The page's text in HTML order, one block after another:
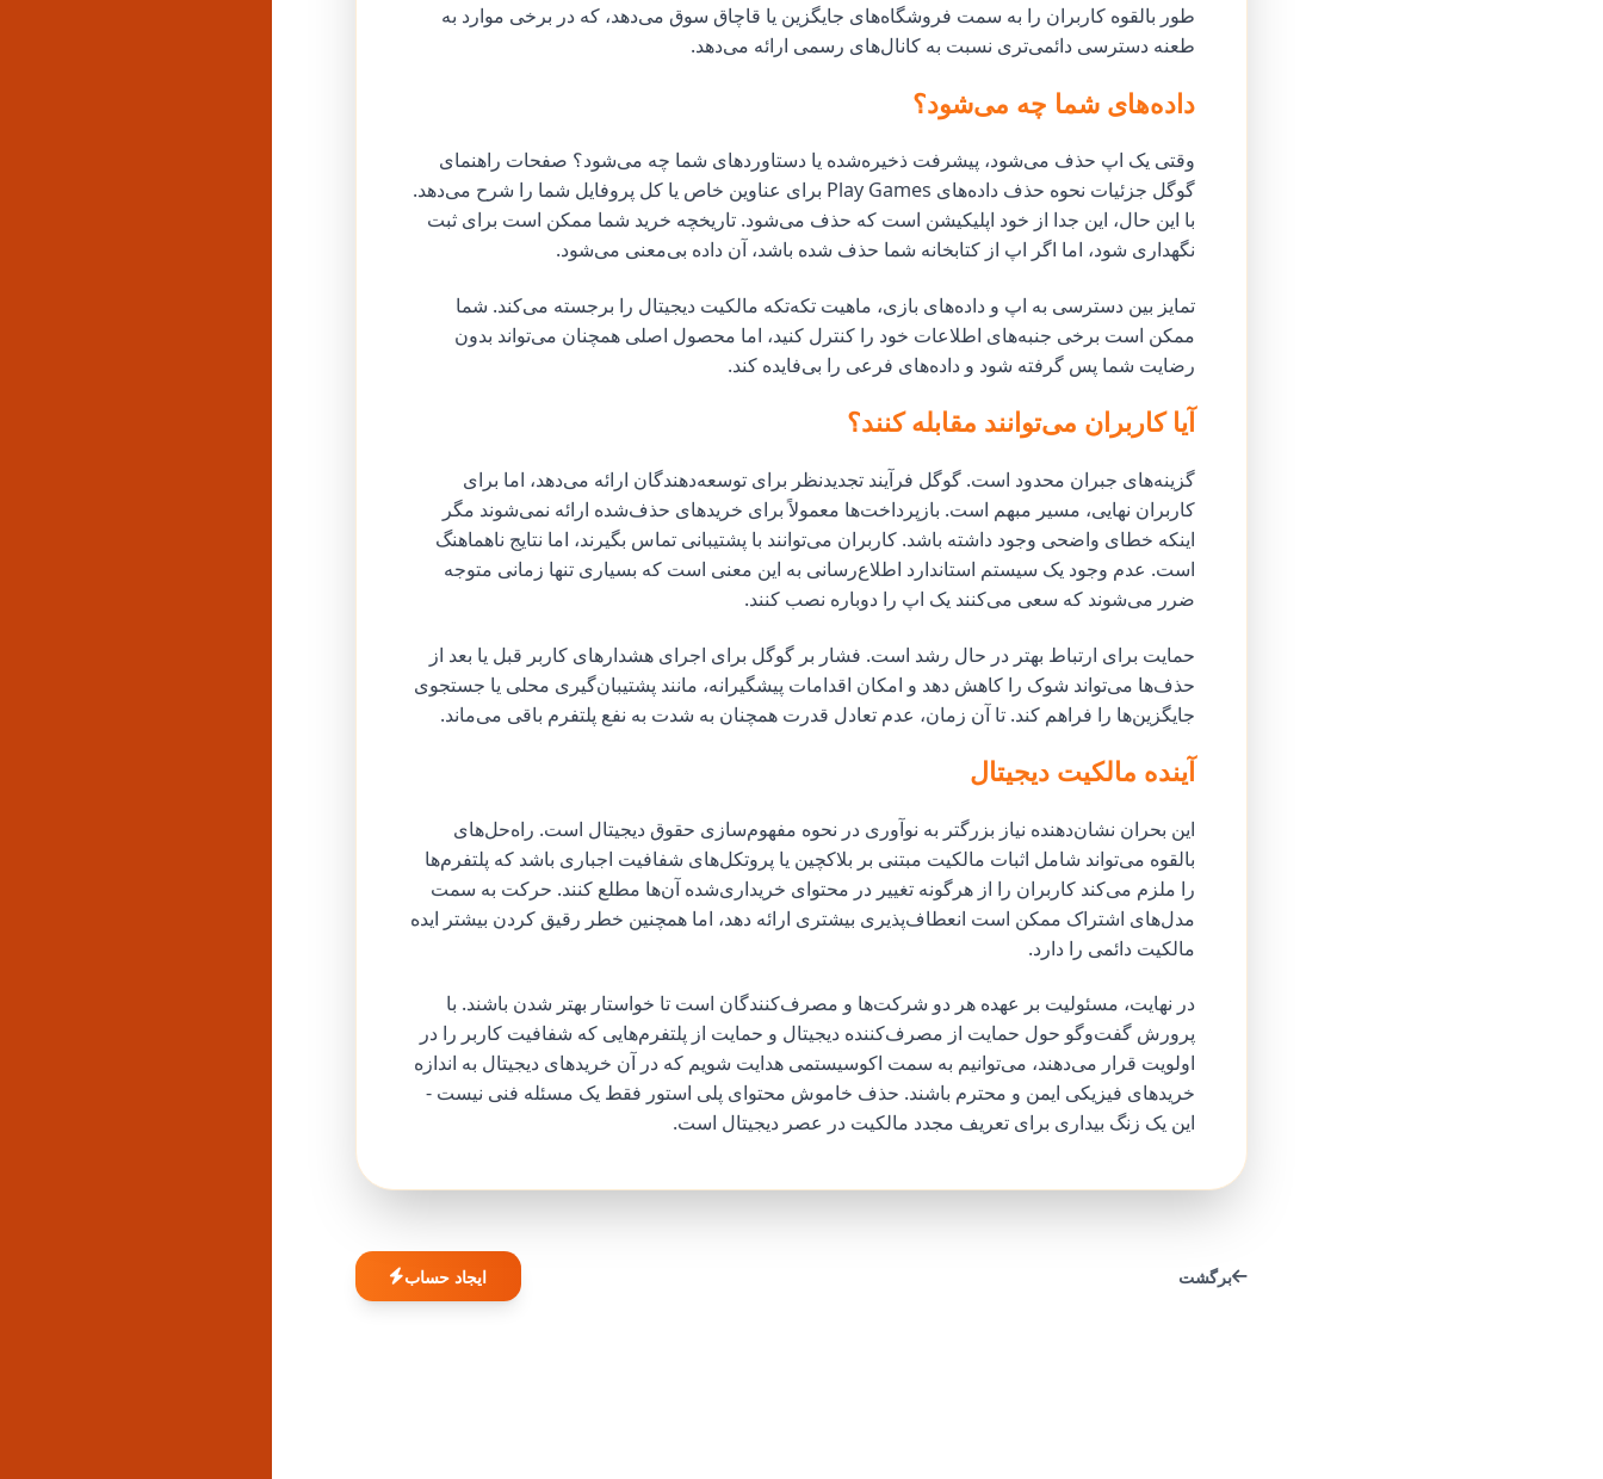
طور بالقوه کاربران را به سمت فروشگاه‌های جایگزین یا قاچاق سوق می‌دهد، که در برخی موارد به
طعنه دسترسی دائمی‌تری نسبت به کانال‌های رسمی ارائه می‌دهد.
داده‌های شما چه می‌شود؟
وقتی یک اپ حذف می‌شود، پیشرفت ذخیره‌شده یا دستاوردهای شما چه می‌شود؟ صفحات راهنمای
گوگل جزئیات نحوه حذف داده‌های Play Games برای عناوین خاص یا کل پروفایل شما را شرح می‌دهد.
با این حال، این جدا از خود اپلیکیشن است که حذف می‌شود. تاریخچه خرید شما ممکن است برای ثبت
نگهداری شود، اما اگر اپ از کتابخانه شما حذف شده باشد، آن داده بی‌معنی می‌شود.
تمایز بین دسترسی به اپ و داده‌های بازی، ماهیت تکه‌تکه مالکیت دیجیتال را برجسته می‌کند. شما
ممکن است برخی جنبه‌های اطلاعات خود را کنترل کنید، اما محصول اصلی همچنان می‌تواند بدون
رضایت شما پس گرفته شود و داده‌های فرعی را بی‌فایده کند.
آیا کاربران می‌توانند مقابله کنند؟
گزینه‌های جبران محدود است. گوگل فرآیند تجدیدنظر برای توسعه‌دهندگان ارائه می‌دهد، اما برای
کاربران نهایی، مسیر مبهم است. بازپرداخت‌ها معمولاً برای خریدهای حذف‌شده ارائه نمی‌شوند مگر
اینکه خطای واضحی وجود داشته باشد. کاربران می‌توانند با پشتیبانی تماس بگیرند، اما نتایج ناهماهنگ
است. عدم وجود یک سیستم استاندارد اطلاع‌رسانی به این معنی است که بسیاری تنها زمانی متوجه
ضرر می‌شوند که سعی می‌کنند یک اپ را دوباره نصب کنند.
حمایت برای ارتباط بهتر در حال رشد است. فشار بر گوگل برای اجرای هشدارهای کاربر قبل یا بعد از
حذف‌ها می‌تواند شوک را کاهش دهد و امکان اقدامات پیشگیرانه، مانند پشتیبان‌گیری محلی یا جستجوی
جایگزین‌ها را فراهم کند. تا آن زمان، عدم تعادل قدرت همچنان به شدت به نفع پلتفرم باقی می‌ماند.
آینده مالکیت دیجیتال
این بحران نشان‌دهنده نیاز بزرگتر به نوآوری در نحوه مفهوم‌سازی حقوق دیجیتال است. راه‌حل‌های
بالقوه می‌تواند شامل اثبات مالکیت مبتنی بر بلاکچین یا پروتکل‌های شفافیت اجباری باشد که پلتفرم‌ها
را ملزم می‌کند کاربران را از هرگونه تغییر در محتوای خریداری‌شده آن‌ها مطلع کنند. حرکت به سمت
مدل‌های اشتراک ممکن است انعطاف‌پذیری بیشتری ارائه دهد، اما همچنین خطر رقیق کردن بیشتر ایده
مالکیت دائمی را دارد.
در نهایت، مسئولیت بر عهده هر دو شرکت‌ها و مصرف‌کنندگان است تا خواستار بهتر شدن باشند. با
پرورش گفت‌وگو حول حمایت از مصرف‌کننده دیجیتال و حمایت از پلتفرم‌هایی که شفافیت کاربر را در
اولویت قرار می‌دهند، می‌توانیم به سمت اکوسیستمی هدایت شویم که در آن خریدهای دیجیتال به اندازه
خریدهای فیزیکی ایمن و محترم باشند. حذف خاموش محتوای پلی استور فقط یک مسئله فنی نیست -
این یک زنگ بیداری برای تعریف مجدد مالکیت در عصر دیجیتال است.
برگشت ایجاد حساب